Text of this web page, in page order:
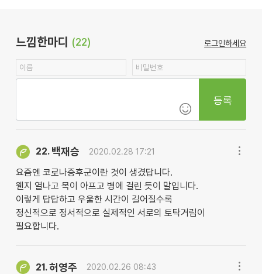
느낌한마디 (22) 로그인하세요
등록
22. 백재승 2020.02.28 17:21
요즘엔 코로나증후군이란 것이 생겼답니다.
웬지 열나고 목이 아프고 병에 걸린 듯이 말입니다.
이렇게 답답하고 우울한 시간이 길어질수록
정신적으로 정서적으로 실제적인 서로의 토탁거림이
필요합니다.
21.허영주 2020.02.26 08:43